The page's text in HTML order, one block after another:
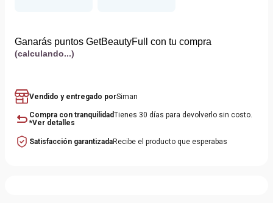
Ganarás puntos GetBeautyFull con tu compra
(calculando...)
Vendido y entregado porSiman
Compra con tranquilidadTienes 30 días para devolverlo sin costo.
*Ver detalles
Satisfacción garantizadaRecibe el producto que esperabas